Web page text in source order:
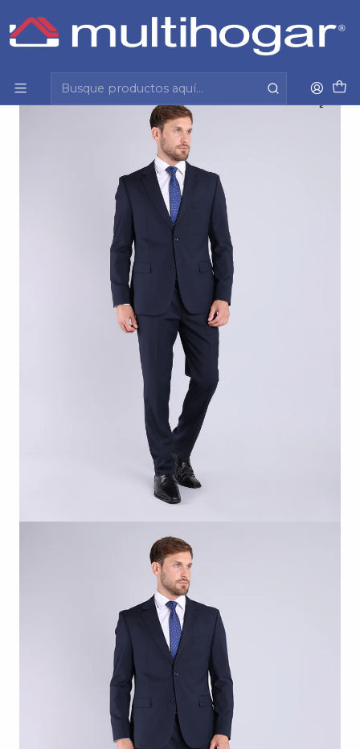
Inicio Vestuario formal y casual
Ambo 2 Botones Slim 4% Spandex Van Heusen
Vham261Nb Azul Marino